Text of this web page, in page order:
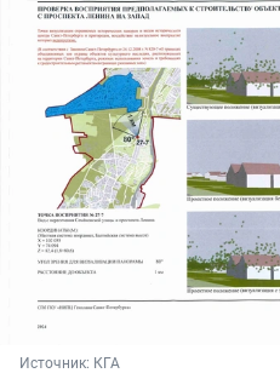
Источник: КГА